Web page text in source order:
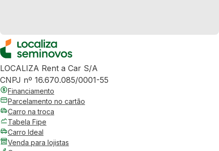
LOCALIZA Rent a Car S/A
CNPJ nº 16.670.085/0001-55
Financiamento
Parcelamento no cartão
Carro na troca
Tabela Fipe
Carro Ideal
Venda para lojistas